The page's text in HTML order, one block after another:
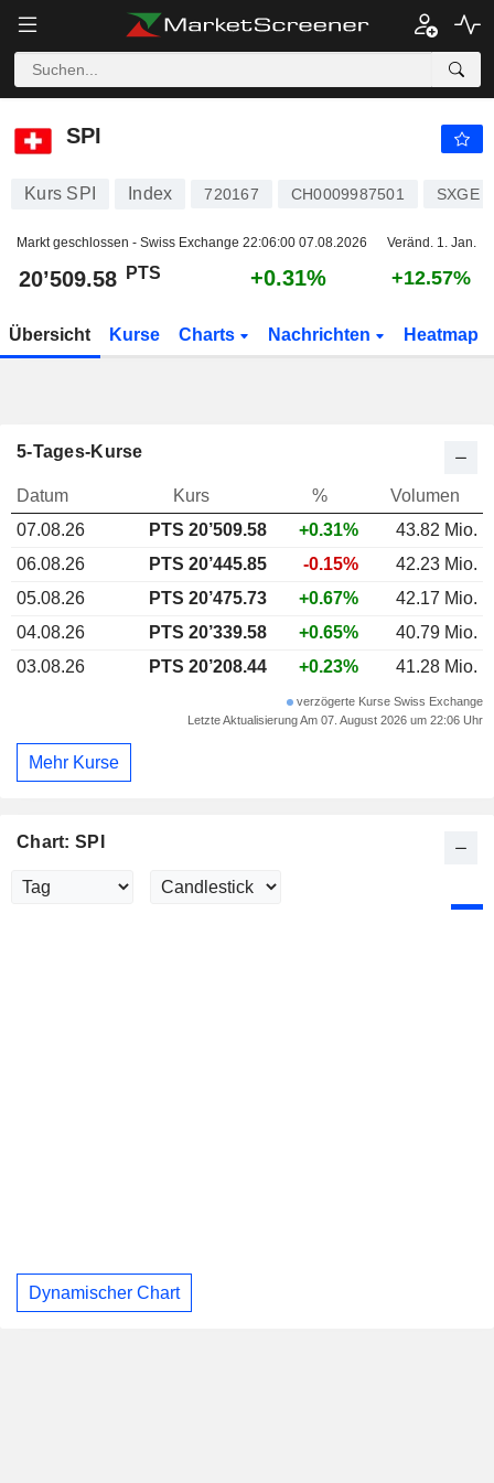
SPI
SPI
Kurs SPI Index 720167 CH0009987501 SXGE
Markt geschlossen - Swiss Exchange 22:06:00 07.08.2026 Veränd. 1. Jan.
20’509.58 PTS +0.31% +12.57%
Übersicht Kurse Charts Nachrichten Heatmap
Chart: SPI
Dynamischer Chart
5-Tages-Kurse
Datum Kurs %
Volumen
07.08.26
PTS 20’509.58 +0.31%
43.82 Mio.
06.08.26
PTS 20’445.85 -0.15%
42.23 Mio.
05.08.26
PTS 20’475.73 +0.67%
42.17 Mio.
04.08.26
PTS 20’339.58 +0.65%
40.79 Mio.
03.08.26
PTS 20’208.44 +0.23% 41.28 Mio.
verzögerte Kurse Swiss Exchange
Letzte Aktualisierung Am 07. August 2026 um 22:06 Uhr
Mehr Kurse